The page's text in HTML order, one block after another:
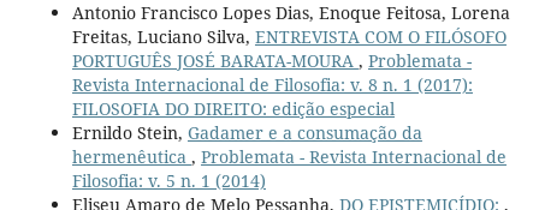
Antonio Francisco Lopes Dias, Enoque Feitosa, Lorena
Freitas, Luciano Silva, ENTREVISTA COM O FILÓSOFO
PORTUGUÊS JOSÉ BARATA-MOURA , Problemata -
Revista Internacional de Filosofia: v. 8 n. 1 (2017):
FILOSOFIA DO DIREITO: edição especial
Ernildo Stein, Gadamer e a consumação da
hermenêutica , Problemata - Revista Internacional de
Filosofia: v. 5 n. 1 (2014)
Eliseu Amaro de Melo Pessanha, DO EPISTEMICÍDIO: ,